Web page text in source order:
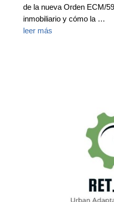
de la nueva Orden ECM/
inmobiliario y cómo la …
leer más